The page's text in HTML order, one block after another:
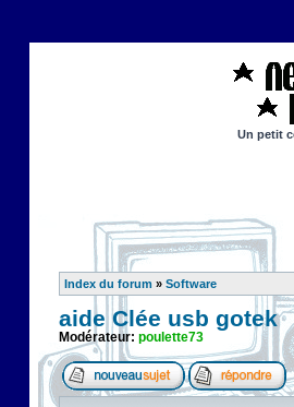
Un petit
Index du forum » Software
aide Clée usb gotek
Modérateur: poulette73